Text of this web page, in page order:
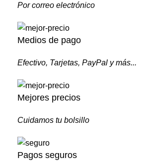
Por correo electrónico
Medios de pago
Efectivo, Tarjetas, PayPal y más...
Mejores precios
Cuidamos tu bolsillo
Pagos seguros